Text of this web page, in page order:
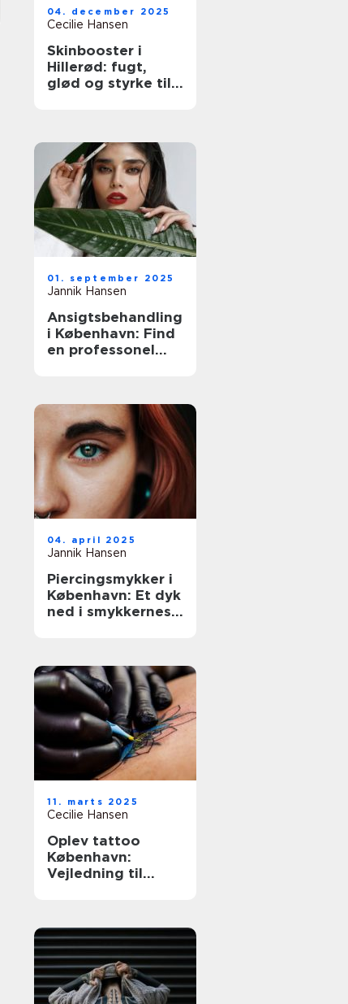
04. december 2025
Cecilie Hansen
Skinbooster i
Hillerød: fugt,
glød og styrke til
01. september 2025
Jannik Hansen
Ansigtsbehandling
i København: Find
en professonel
04. april 2025
Jannik Hansen
Piercingsmykker i
København: Et dyk
ned i smykkernes
11. marts 2025
Cecilie Hansen
Oplev tattoo
København:
Vejledning til